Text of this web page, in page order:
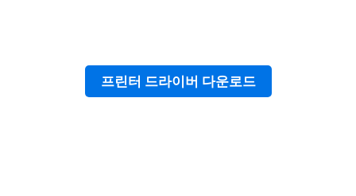
프린터 드라이버 다운로드